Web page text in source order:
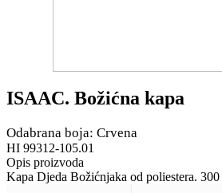
ISAAC. Božićna kapa
Odabrana boja: Crvena
HI 99312-105.01
Opis proizvoda
Kapa Djeda Božićnjaka od poliestera.